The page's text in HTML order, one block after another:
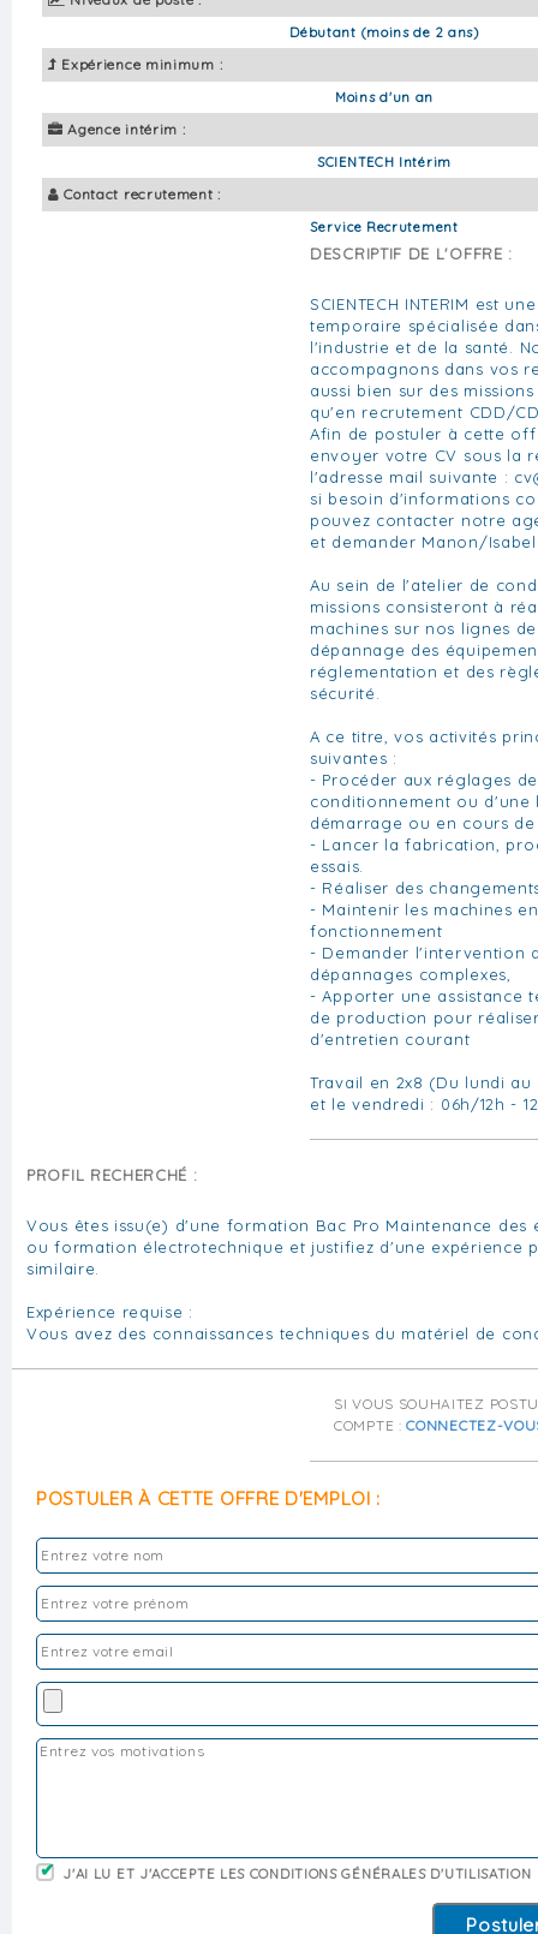
Débutant (moins de 2 ans)
Expérience minimum :
Moins d'un an
Agence intérim :
SCIENTECH Intérim
Contact recrutement :
Service Recrutement
DESCRIPTIF DE L'OFFRE :
SCIENTECH INTERIM est
temporaire spécialisée
l'industrie et de la santé.
accompagnons dans vos
aussi bien sur des
qu'en recrutement CDD/
Afin de postuler à cette
envoyer votre CV sous la
l'adresse mail suivante :
si besoin d'informations
pouvez contacter notre
et demander Manon/
Au sein de l'atelier de
missions consisteront à
machines sur nos lignes
dépannage des
réglementation et des
sécurité.
A ce titre, vos activités
suivantes :
- Procéder aux réglages
conditionnement ou d'une
démarrage ou en cours
- Lancer la fabrication,
essais.
- Réaliser des
- Maintenir les machines
fonctionnement
- Demander l'intervention
dépannages complexes,
- Apporter une assistance
de production pour
d'entretien courant
Travail en 2x8 (Du lundi au
et le vendredi : 06h/12h -
PROFIL RECHERCHÉ :
Vous êtes issu(e) d'une formation Bac Pro Maintenance des
ou formation électrotechnique et justifiez d'une expérience
similaire.
Expérience requise :
Vous avez des connaissances techniques du matériel de
SI VOUS SOUHAITEZ
COMPTE :CONNECTEZ-
POSTULER À CETTE OFFRE D'EMPLOI :
J'AI LU ET J'ACCEPTE LES CONDITIONS GÉNÉRALES D'UTILISATION